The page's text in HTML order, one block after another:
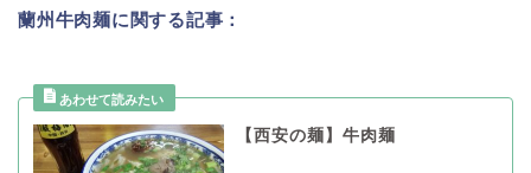
蘭州牛肉麺に関する記事：
【西安の麺】牛肉麺